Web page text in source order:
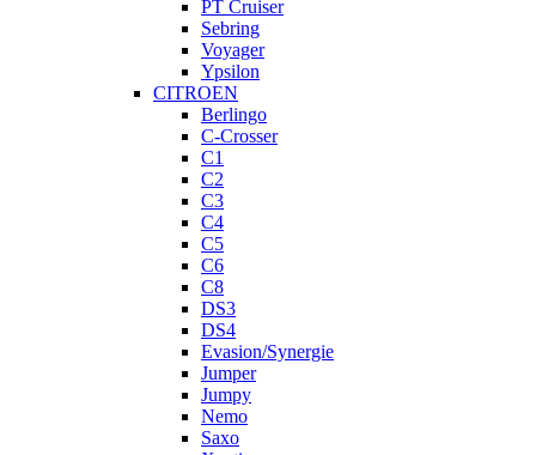
PT Cruiser
Sebring
Voyager
Ypsilon
CITROEN
Berlingo
C-Crosser
C1
C2
C3
C4
C5
C6
C8
DS3
DS4
Evasion/Synergie
Jumper
Jumpy
Nemo
Saxo